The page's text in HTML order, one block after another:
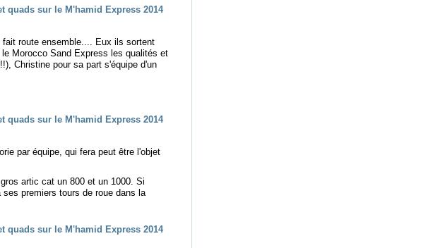
route ensemble.... Eux ils sortent
Morocco Sand Express les qualités et
Christine pour sa part s'équipe d'un
par équipe, qui fera peut être l'objet
artic cat un 800 et un 1000. Si
premiers tours de roue dans la